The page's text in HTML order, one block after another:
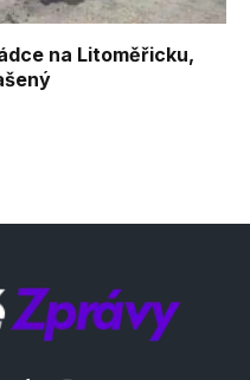
na Litoměřicku,